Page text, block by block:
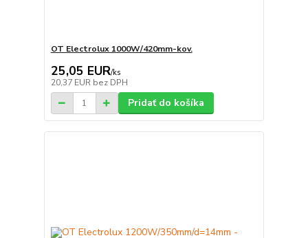
OT Electrolux 1000W/420mm-kov.
25,05 EUR/ks
20,37 EUR bez DPH
Pridať do košíka